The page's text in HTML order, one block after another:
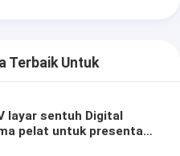
Terbaik Untuk
layar sentuh Digital
pelat untuk presentasi